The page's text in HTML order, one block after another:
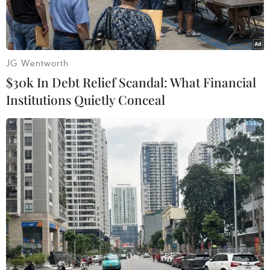
Nhân viên y tế làm nhiệm vụ tại một bệnh viện ở Daegu, Hàn
Quốc. (Ảnh: Yonhap/TTXVN)
Theo phóng viên TTXVN tại Seoul, số liệu thống
kê của Cơ quan Kiểm soát và Phòng ngừa dịch
bệnh Hàn Quốc (KCDC) cho thấy tính tới 10 giờ
JG Wentworth
$30k In Debt Relief Scandal: What Financial
Institutions Quietly Conceal